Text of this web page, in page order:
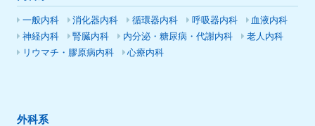
一般内科 消化器内科 循環器内科 呼吸器内科
血液内科
神経内科
腎臓内科 内分泌・糖尿病・代謝内科
老人内科
リウマチ・膠原病内科
心療内科
外科系